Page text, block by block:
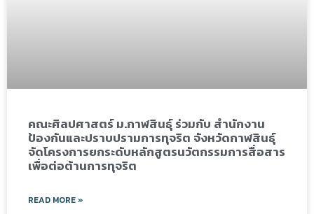
คณะศิลปศาสตร์ ม.กาฬสินธุ์ ร่วมกับ สำนักงาน
ป้องกันและปราบปรามการทุจริต จังหวัดกาฬสินธุ์
จัดโครงการยกระดับหลักสูตรนวัตกรรมการสื่อสาร
เพื่อต่อต้านการทุจริต
READ MORE »